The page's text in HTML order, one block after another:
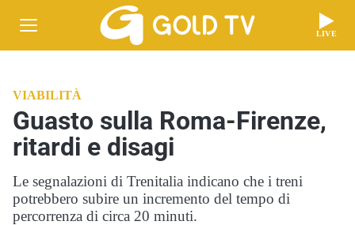
LIVE
VIABILITÀ
Guasto sulla Roma-Firenze,
ritardi e disagi
Le segnalazioni di Trenitalia indicano che i treni
potrebbero subire un incremento del tempo di
percorrenza di circa 20 minuti.